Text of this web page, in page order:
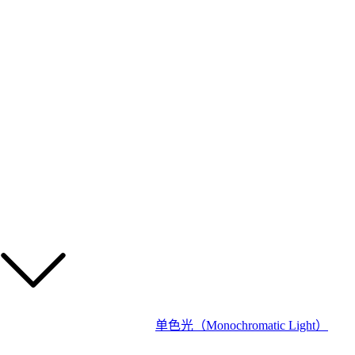
单色光（Monochromatic Light）